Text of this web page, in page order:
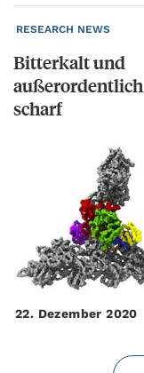
RESEARCH NEWS
Bitterkalt und
außerordentlich
scharf
22. Dezember 2020